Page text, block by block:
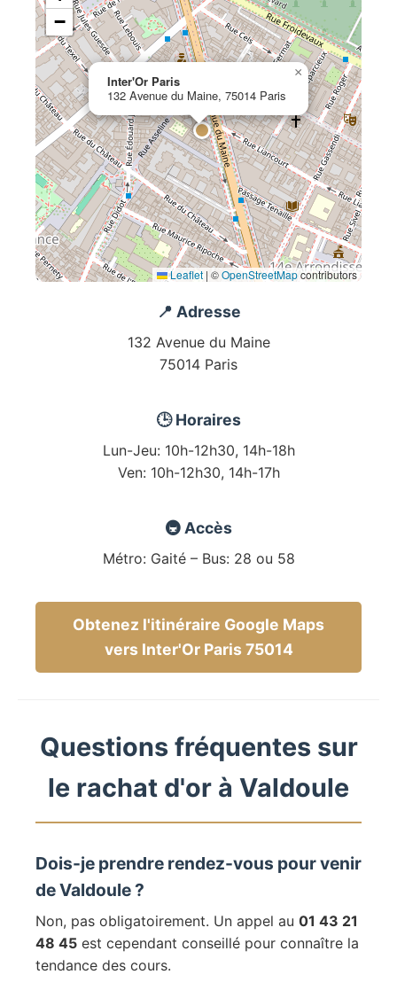
Inter'Or Paris
132 Avenue du Maine, 75014 Paris
×
−
Leaflet | ©OpenStreetMapcontributors
📍 Adresse
132 Avenue du Maine
75014 Paris
🕒 Horaires
Lun-Jeu: 10h-12h30, 14h-18h
Ven: 10h-12h30, 14h-17h
🚇 Accès
Métro: Gaité – Bus: 28 ou 58
Obtenez l'itinéraire Google Maps
vers Inter'Or Paris 75014
Questions fréquentes sur
le rachat d'or à Valdoule
Dois-je prendre rendez-vous pour venir
de Valdoule ?
Non, pas obligatoirement. Un appel au 01 43 21
48 45 est cependant conseillé pour connaître la
tendance des cours.